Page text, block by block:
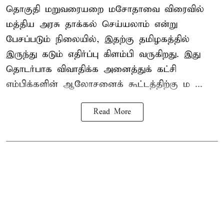
தொகுதி மறுவரையறை மசோதாவை விரைவில்
மத்திய அரசு தாக்கல் செய்யலாம் என்று
பேசப்படும் நிலையில், இதற்கு தமிழகத்தில்
இருந்து கடும் எதிர்ப்பு கிளம்பி வருகிறது. இது
தொடர்பாக விவாதிக்க அனைத்துக் கட்சி
எம்பிக்களின் ஆலோசனைக் கூட்டத்திற்கு ம ...
Read More